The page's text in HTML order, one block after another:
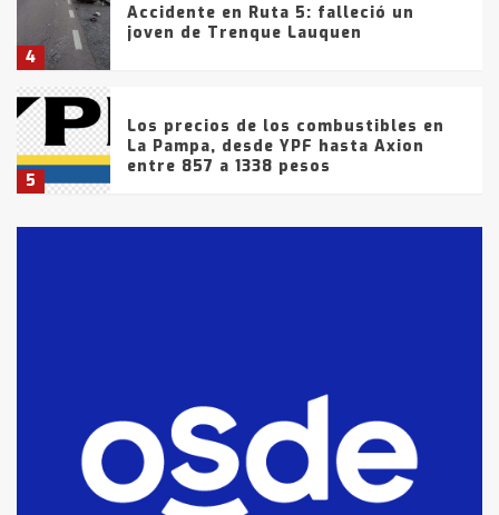
4
Accidente en Ruta 5: falleció un
joven de Trenque Lauquen
5
Los precios de los combustibles en
La Pampa, desde YPF hasta Axion
entre 857 a 1338 pesos
fueron detenidos por
comercialización de drogas en la
tarde del sábado
T.Lauquen: se vendió el edificio de